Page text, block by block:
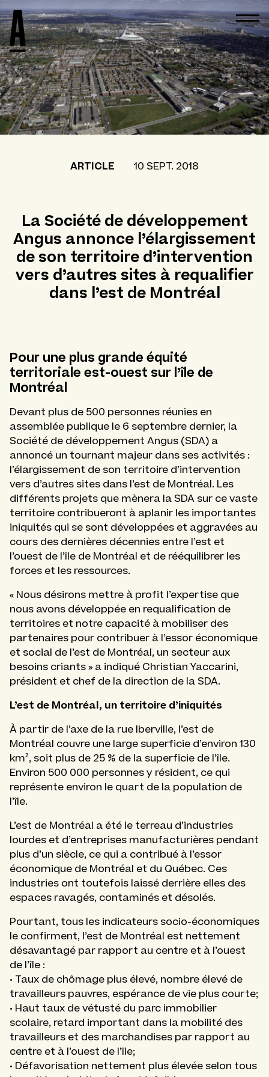
ARTICLE 10 SEPT. 2018
La Société de développement
Angus annonce l’élargissement
de son territoire d’intervention
vers d’autres sites à requalifier
dans l’est de Montréal
Pour une plus grande équité
territoriale est-ouest sur l’île de
Montréal
Devant plus de 500 personnes réunies en
assemblée publique le 6 septembre dernier, la
Société de développement Angus (SDA) a
annoncé un tournant majeur dans ses activités :
l’élargissement de son territoire d’intervention
vers d’autres sites dans l’est de Montréal. Les
différents projets que mènera la SDA sur ce vaste
territoire contribueront à aplanir les importantes
iniquités qui se sont développées et aggravées au
cours des dernières décennies entre l’est et
l’ouest de l’île de Montréal et de rééquilibrer les
forces et les ressources.
« Nous désirons mettre à profit l’expertise que
nous avons développée en requalification de
territoires et notre capacité à mobiliser des
partenaires pour contribuer à l’essor économique
et social de l’est de Montréal, un secteur aux
besoins criants » a indiqué Christian Yaccarini,
président et chef de la direction de la SDA.
L’est de Montréal, un territoire d’iniquités
À partir de l’axe de la rue Iberville, l’est de
Montréal couvre une large superficie d’environ 130
km², soit plus de 25 % de la superficie de l’île.
Environ 500 000 personnes y résident, ce qui
représente environ le quart de la population de
l’île.
L’est de Montréal a été le terreau d’industries
lourdes et d’entreprises manufacturières pendant
plus d’un siècle, ce qui a contribué à l’essor
économique de Montréal et du Québec. Ces
industries ont toutefois laissé derrière elles des
espaces ravagés, contaminés et désolés.
Pourtant, tous les indicateurs socio-économiques
le confirment, l’est de Montréal est nettement
désavantagé par rapport au centre et à l’ouest
de l’île :
• Taux de chômage plus élevé, nombre élevé de
travailleurs pauvres, espérance de vie plus courte;
• Haut taux de vétusté du parc immobilier
scolaire, retard important dans la mobilité des
travailleurs et des marchandises par rapport au
centre et à l’ouest de l’île;
• Défavorisation nettement plus élevée selon tous